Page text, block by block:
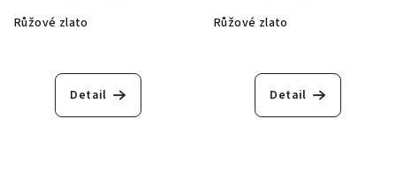
Růžové zlato
Detail
Růžové zlato
Detail